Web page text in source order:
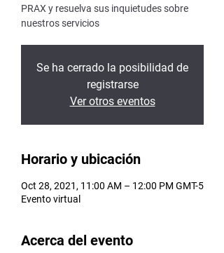
PRAX y resuelva sus inquietudes sobre
nuestros servicios
Se ha cerrado la posibilidad de
registrarse
Ver otros eventos
Horario y ubicación
Oct 28, 2021, 11:00 AM – 12:00 PM GMT-5
Evento virtual
Acerca del evento